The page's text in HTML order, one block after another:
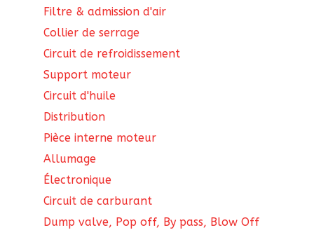
Filtre & admission d'air
Collier de serrage
Circuit de refroidissement
Support moteur
Circuit d'huile
Distribution
Pièce interne moteur
Allumage
Électronique
Circuit de carburant
Dump valve, Pop off, By pass, Blow Off